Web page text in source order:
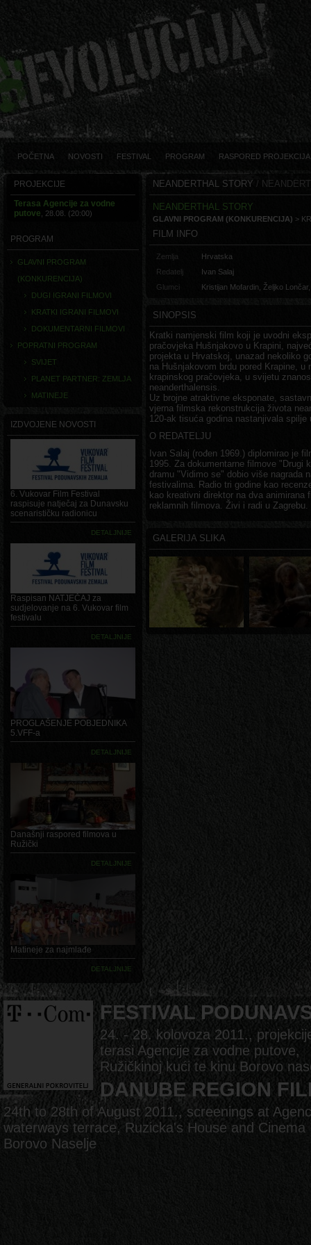
POČETNA NOVOSTI FESTIVAL PROGRAM RASPORED PROJEKCIJA
PROJEKCIJE
Terasa Agencije za vodne
putove , 28.08. (20:00)
PROGRAM
GLAVNI PROGRAM
(KONKURENCIJA)
DUGI IGRANI FILMOVI
KRATKI IGRANI FILMOVI
DOKUMENTARNI FILMOVI
POPRATNI PROGRAM
SVIJET
PLANET PARTNER: ZEMLJA
MATINEJE
IZDVOJENE NOVOSTI
6. Vukovar Film Festival
raspisuje natječaj za Dunavsku
scenarističku radionicu
DETALJNIJE
Raspisan NATJEČAJ za
sudjelovanje na 6. Vukovar film
festivalu
DETALJNIJE
PROGLAŠENJE POBJEDNIKA
5.VFF-a
DETALJNIJE
Današnji raspored filmova u
Ružički
DETALJNIJE
Matineje za najmlađe
DETALJNIJE
NEANDERTHAL STORY /
NEANDERTHAL STORY
GLAVNI PROGRAM (KONKURENCIJA) >
FILM INFO
Zemlja
Hrvatska
Redatelj
Ivan Salaj
Glumci
Kristijan Mofardin, Željko
SINOPSIS
Kratki namjenski film koji je uvodni
pračovjeka Hušnjakovo u Krapini,
projekta u Hrvatskoj, unazad nekoliko
na Hušnjakovom brdu pored Krapine, u
krapinskog pračovjeka, u svijetu
neanderthalensis.
Uz brojne atraktivne eksponate,
vjerna filmska rekonstrukcija života
120-ak tisuća godina nastanjivala spilje
O REDATELJU
Ivan Salaj (rođen 1969.) diplomirao je
1995. Za dokumentarne filmove "Drugi
dramu "Vidimo se" dobio više nagrada
festivalima. Radio tri godine kao
kao kreativni direktor na dva animirana
reklamnih filmova. Živi i radi u Zagrebu.
GALERIJA SLIKA
FESTIVAL
24. - 28. kolovoza 2011.,
terasi Agencije za vodne putove,
Ružičkinoj kući te kinu Borovo
DANUBE REGION
24th to 28th of August 2011., screenings at
waterways terrace, Ruzicka's House and Cinema
Borovo Naselje